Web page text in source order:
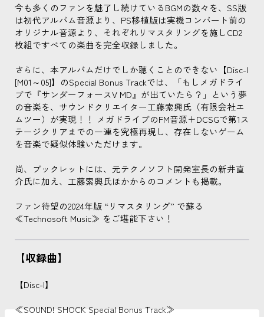
今も多くのファンを魅了し続けているBGMの数々を、SS版
は初代アルバム音源より、PS移植版は実機コンバート前の
オリジナル音源より、それぞれリマスタリングを施しCD2
枚組ですべての楽曲を完全収録しました。
さらに、本アルバムだけでしか聴くことのできない【Disc-I
[M01～05]】のSpecial Bonus Trackでは、「もしメガドライ
ブで『サンダーフォースV MD』が出ていたら？」という夢
の音楽を、サウンドクリエイター工藤索興氏（有限会社エ
ムツー）が実現！！ メガドライブのFM音源＋DCSGで第1ス
テージクリアまでの一連を究極再現し、存在しないゲーム
を音楽で疑似体験いただけます。
尚、ブックレットには、元テクノソフト開発室長の新井直
介氏に加え、工藤索興氏ほかからのコメントも掲載。
ファン待望の2024年版 “リマスタリング” で蘇る
≪Technosoft Music≫ をご堪能下さい！
【収録曲】
【Disc-I】
≪SOUND! SHOCK Special Bonus Track≫